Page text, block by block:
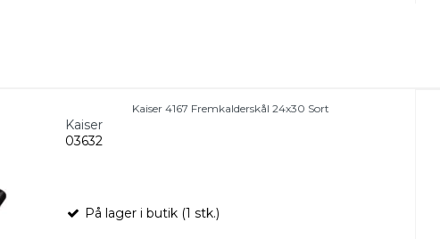
Kaiser 4167 Fremkalderskål 24x30 Sort
Kaiser
03632
På lager i butik (1 stk.)